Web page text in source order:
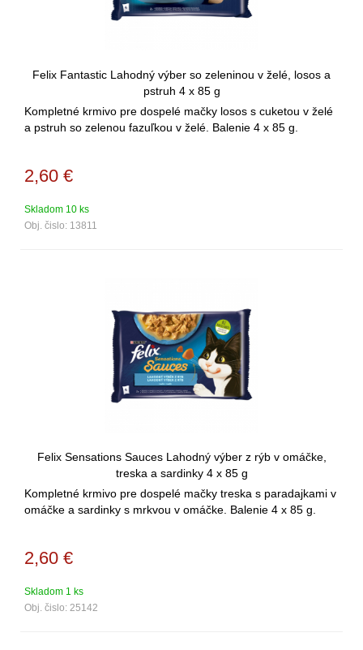
Felix Fantastic Lahodný výber so zeleninou v želé, losos a
pstruh 4 x 85 g
Kompletné krmivo pre dospelé mačky losos s cuketou v želé
a pstruh so zelenou fazuľkou v želé. Balenie 4 x 85 g.
2,60 €
Skladom 10 ks
Obj. čislo: 13811
Felix Sensations Sauces Lahodný výber z rýb v omáčke,
treska a sardinky 4 x 85 g
Kompletné krmivo pre dospelé mačky treska s paradajkami v
omáčke a sardinky s mrkvou v omáčke. Balenie 4 x 85 g.
2,60 €
Skladom 1 ks
Obj. čislo: 25142